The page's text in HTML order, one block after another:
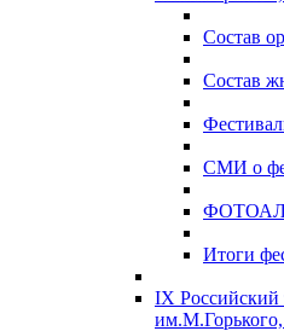
Состав
Состав
СМИ о
Итоги
IX Российский